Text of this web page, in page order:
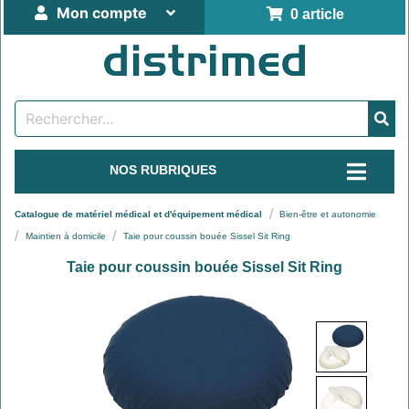
0 article
Mon compte
NOS RUBRIQUES
Catalogue de matériel médical et d'équipement médical Bien-être et autonomie
Maintien à domicile Taie pour coussin bouée Sissel Sit Ring
Taie pour coussin bouée Sissel Sit Ring